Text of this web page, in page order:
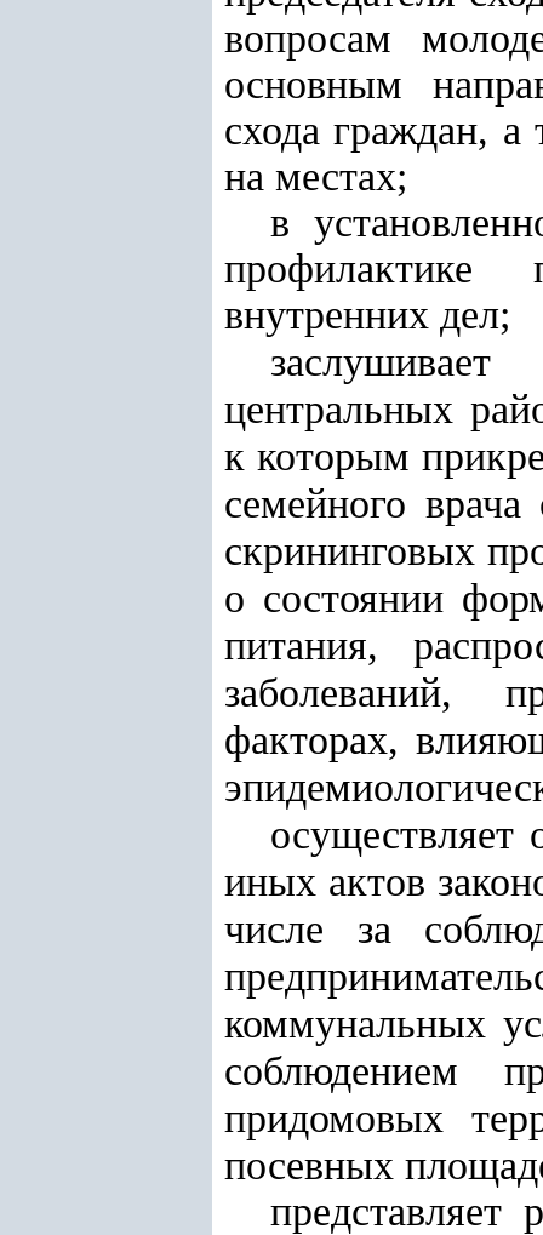
вопросам
основным
схода граждан, а
на местах;
в
профилактике
внутренних дел;
центральных
к которым
семейного
скрининговых
о состоянии
питания,
заболеваний,
факторах,
осуществляет
иных актов
числе за
коммунальных
соблюдением
придомовых
посевных